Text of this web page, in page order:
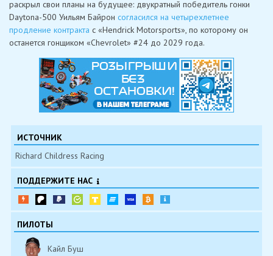
раскрыл свои планы на будущее: двукратный победитель гонки
Daytona-500 Уильям Байрон согласился на четырехлетнее
продление контракта с «Hendrick Motorsports», по которому он
останется гонщиком «Chevrolet» #24 до 2029 года.
ИСТОЧНИК
Richard Childress Racing
ПОДДЕРЖИТЕ НАС
ПИЛОТЫ
Кайл Буш